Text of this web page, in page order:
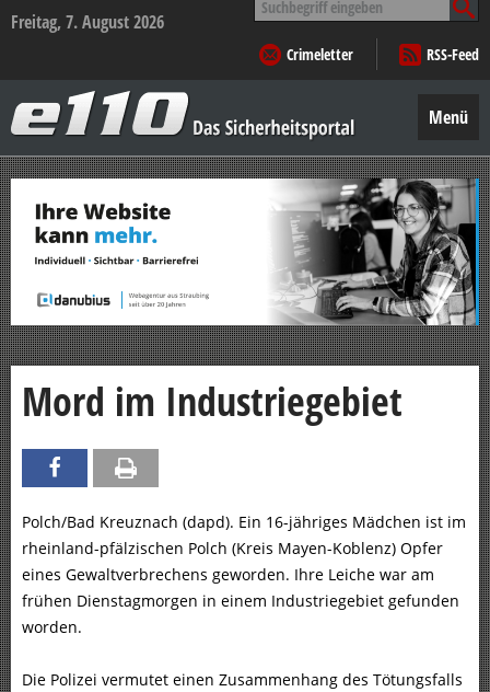
Freitag, 7. August 2026
nach:
Crimeletter
RSS-Feed
–
Das
Sicherheitsportal
Menü
Zum
Inhalt
springen
Mord im Industriegebiet
Polch/Bad Kreuznach (dapd). Ein 16-jähriges Mädchen ist im
rheinland-pfälzischen Polch (Kreis Mayen-Koblenz) Opfer
eines Gewaltverbrechens geworden. Ihre Leiche war am
frühen Dienstagmorgen in einem Industriegebiet gefunden
worden.
Die Polizei vermutet einen Zusammenhang des Tötungsfalls